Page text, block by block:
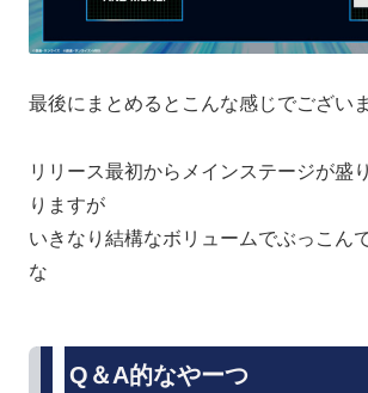
最後にまとめるとこんな感じでござい
リリース最初からメインステージが盛
りますが
いきなり結構なボリュームでぶっこん
な
Q＆A的なやーつ